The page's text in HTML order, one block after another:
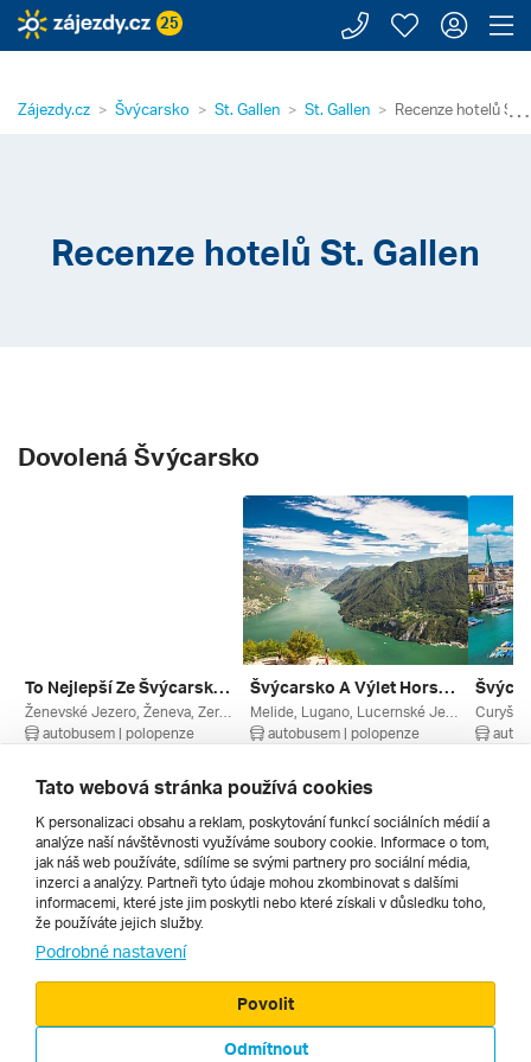
25 Zavolejte
Moje
⋯
Zájezdy.cz Švýcarsko St. Gallen St. Gallen Recenze hotelů St.
Recenze hotelů St. Gallen
Dovolená Švýcarsko
To Nejlepší Ze Švýcarska ***
autobusem | polopenze
14 290 Kč
Švýcarsko A Výlet Horským Expresem
autobusem | polopenze
9 190 Kč
Všechny
Cestopisy
Tato webová stránka používá cookies
K personalizaci obsahu a reklam, poskytování funkcí sociálních médií a
analýze naší návštěvnosti využíváme soubory cookie. Informace o tom,
jak náš web používáte, sdílíme se svými partnery pro sociální média,
inzerci a analýzy. Partneři tyto údaje mohou zkombinovat s dalšími
informacemi, které jste jim poskytli nebo které získali v důsledku toho,
že používáte jejich služby.
Podrobné nastavení
Odmítnout
Povolit